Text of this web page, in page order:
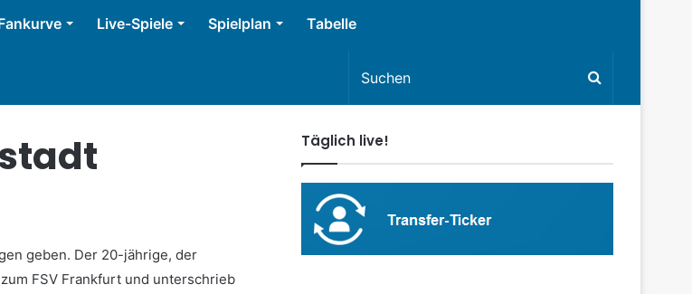
Live-Spiele Spielplan Tabelle
geben. Der 20-jährige, der
FSV Frankfurt und unterschrieb
Täglich live!